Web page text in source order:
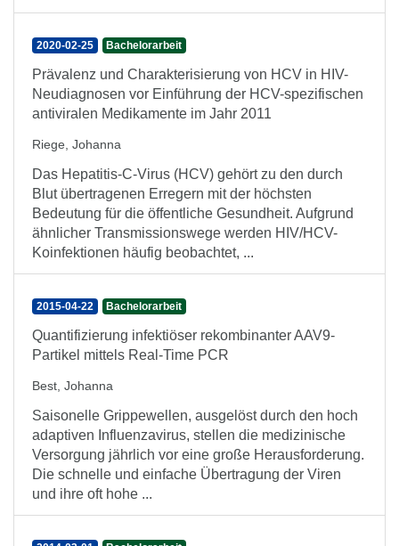
2020-02-25 Bachelorarbeit
Prävalenz und Charakterisierung von HCV in HIV-
Neudiagnosen vor Einführung der HCV-spezifischen
antiviralen Medikamente im Jahr 2011
Riege, Johanna
Das Hepatitis-C-Virus (HCV) gehört zu den durch
Blut übertragenen Erregern mit der höchsten
Bedeutung für die öffentliche Gesundheit. Aufgrund
ähnlicher Transmissionswege werden HIV/HCV-
Koinfektionen häufig beobachtet, ...
2015-04-22 Bachelorarbeit
Quantifizierung infektiöser rekombinanter AAV9-
Partikel mittels Real-Time PCR
Best, Johanna
Saisonelle Grippewellen, ausgelöst durch den hoch
adaptiven Influenzavirus, stellen die medizinische
Versorgung jährlich vor eine große Herausforderung.
Die schnelle und einfache Übertragung der Viren
und ihre oft hohe ...